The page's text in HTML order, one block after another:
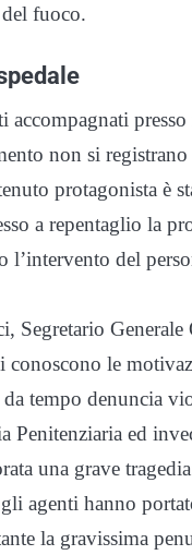
fuoco.
accompagnati
non si
protagonista è
a repentaglio la
l’intervento del
Segretario
conoscono le
tempo denuncia
Penitenziaria ed
una grave
agenti hanno
la gravissima